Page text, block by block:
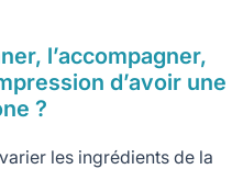
l’accompagner,
d’avoir une
?
les ingrédients de la